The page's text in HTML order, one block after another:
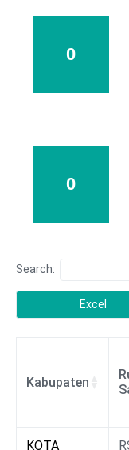
0
0
Search:
Excel
Kabupaten
Kabupaten
KOTA